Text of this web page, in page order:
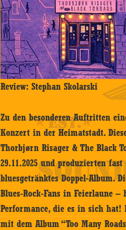
Review: Stephan Skolarski
Zu den besonderen Auftritten
Konzert in der Heimatstadt.
Thorbjørn Risager & The Black
29.11.2025 und produzierten
bluesgetränktes Doppel-Album.
Blues-Rock-Fans in Feierlaune
Performance, die es in sich hat!
mit dem Album “Too Many